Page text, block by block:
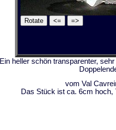
Ein heller schön transparenter,
vom Val
Das Stück ist ca. 6cm hoch,